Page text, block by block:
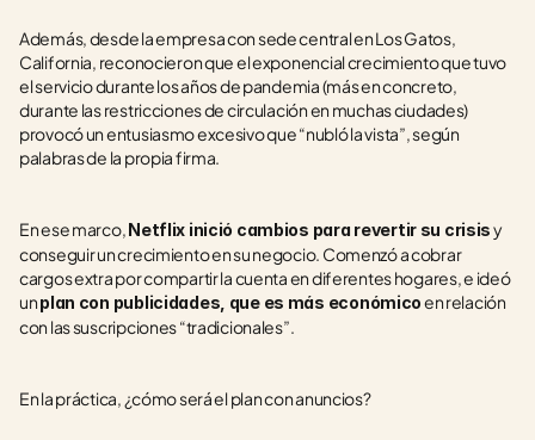
Además, desde la empresa con sede central en Los Gatos,
California, reconocieron que el exponencial crecimiento que tuvo
el servicio durante los años de pandemia (más en concreto,
durante las restricciones de circulación en muchas ciudades)
provocó un entusiasmo excesivo que “nubló la vista”, según
palabras de la propia firma.
En ese marco, Netflix inició cambios para revertir su crisis y
conseguir un crecimiento en su negocio. Comenzó a cobrar
cargos extra por compartir la cuenta en diferentes hogares, e ideó
un plan con publicidades, que es más económico en relación
con las suscripciones “tradicionales”.
En la práctica, ¿cómo será el plan con anuncios?